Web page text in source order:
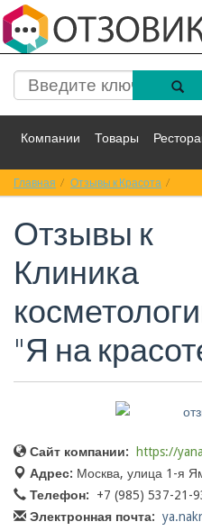
Компании Товары
Спорт Фильмы Деньги
Красота Здоровье
Главная Отзывы к Красота
Отзывы к
Клиника
"Я на
Сайт компании:
https://
Адрес: Москва, улица 1-я
Телефон:
+7 (985) 537-21-
Электронная почта: